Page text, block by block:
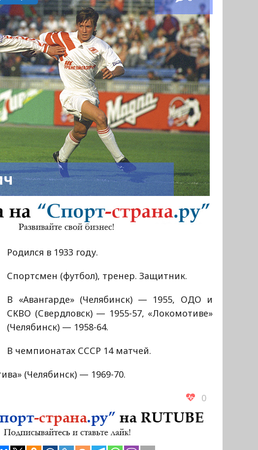
Родился в 1933 году.
Спортсмен (футбол), тренер. Защитник.
В «Авангарде» (Челябинск) — 1955, ОДО и
СКВО (Свердловск) — 1955-57, «Локомотиве»
(Челябинск) — 1958-64.
В чемпионатах СССР 14 матчей.
(Челябинск) — 1969-70.
0